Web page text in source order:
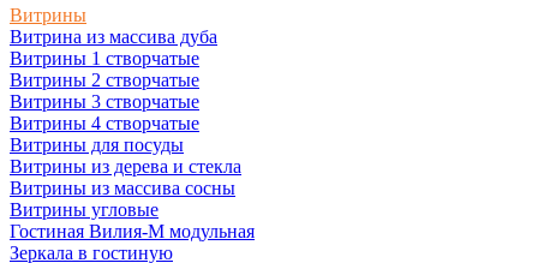
Витрины
Витрина из массива дуба
Витрины 1 створчатые
Витрины 2 створчатые
Витрины 3 створчатые
Витрины 4 створчатые
Витрины для посуды
Витрины из дерева и стекла
Витрины из массива сосны
Витрины угловые
Гостиная Вилия-М модульная
Зеркала в гостиную